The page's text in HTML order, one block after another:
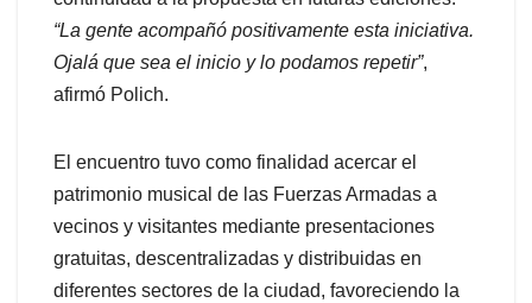
“La gente acompañó positivamente esta iniciativa.
Ojalá que sea el inicio y lo podamos repetir”,
afirmó Polich.
El encuentro tuvo como finalidad acercar el
patrimonio musical de las Fuerzas Armadas a
vecinos y visitantes mediante presentaciones
gratuitas, descentralizadas y distribuidas en
diferentes sectores de la ciudad, favoreciendo la